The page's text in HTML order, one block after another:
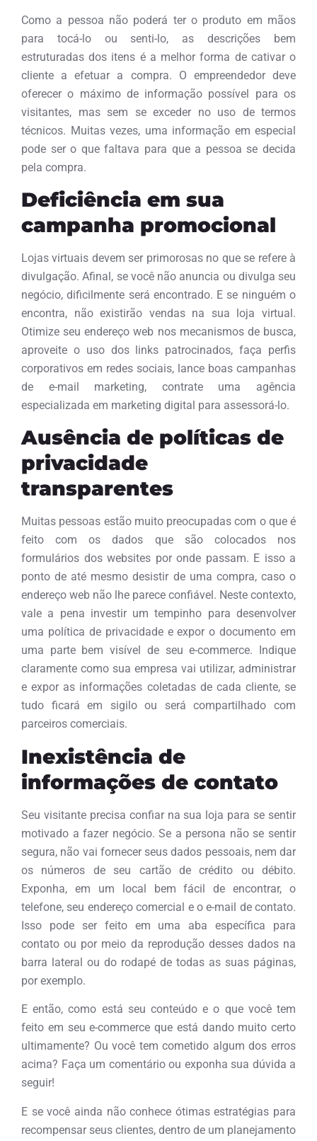
Como a pessoa não poderá ter o produto em mãos
para tocá-lo ou senti-lo, as descrições bem
estruturadas dos itens é a melhor forma de cativar o
cliente a efetuar a compra. O empreendedor deve
oferecer o máximo de informação possível para os
visitantes, mas sem se exceder no uso de termos
técnicos. Muitas vezes, uma informação em especial
pode ser o que faltava para que a pessoa se decida
pela compra.
Deficiência em sua
campanha promocional
Lojas virtuais devem ser primorosas no que se refere à
divulgação. Afinal, se você não anuncia ou divulga seu
negócio, dificilmente será encontrado. E se ninguém o
encontra, não existirão vendas na sua loja virtual.
Otimize seu endereço web nos mecanismos de busca,
aproveite o uso dos links patrocinados, faça perfis
corporativos em redes sociais, lance boas campanhas
de e-mail marketing, contrate uma agência
especializada em marketing digital para assessorá-lo.
Ausência de políticas de
privacidade
transparentes
Muitas pessoas estão muito preocupadas com o que é
feito com os dados que são colocados nos
formulários dos websites por onde passam. E isso a
ponto de até mesmo desistir de uma compra, caso o
endereço web não lhe parece confiável. Neste contexto,
vale a pena investir um tempinho para desenvolver
uma política de privacidade e expor o documento em
uma parte bem visível de seu e-commerce. Indique
claramente como sua empresa vai utilizar, administrar
e expor as informações coletadas de cada cliente, se
tudo ficará em sigilo ou será compartilhado com
parceiros comerciais.
Inexistência de
informações de contato
Seu visitante precisa confiar na sua loja para se sentir
motivado a fazer negócio. Se a persona não se sentir
segura, não vai fornecer seus dados pessoais, nem dar
os números de seu cartão de crédito ou débito.
Exponha, em um local bem fácil de encontrar, o
telefone, seu endereço comercial e o e-mail de contato.
Isso pode ser feito em uma aba específica para
contato ou por meio da reprodução desses dados na
barra lateral ou do rodapé de todas as suas páginas,
por exemplo.
E então, como está seu conteúdo e o que você tem
feito em seu e-commerce que está dando muito certo
ultimamente? Ou você tem cometido algum dos erros
acima? Faça um comentário ou exponha sua dúvida a
seguir!
E se você ainda não conhece ótimas estratégias para
recompensar seus clientes, dentro de um planejamento